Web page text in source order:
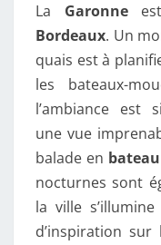
La Garonneest
Bordeaux. Un
quais est à
les bateaux-
l’ambiance est
une vue
balade en bateau
nocturnes sont
la ville
d’inspiration sur